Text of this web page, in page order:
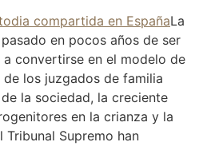
La
en pocos años de ser
convertirse en el modelo de
los juzgados de familia
la sociedad, la creciente
en la crianza y la
Supremo han